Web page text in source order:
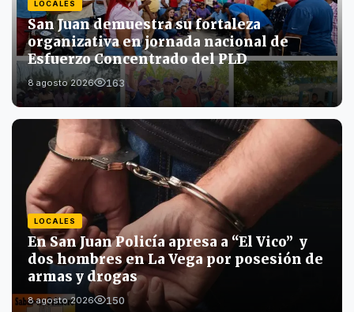
LOCALES
San Juan demuestra su fortaleza
organizativa en jornada nacional de
Esfuerzo Concentrado del PLD
8 agosto 2026 163
LOCALES
En San Juan Policía apresa a “El Vico” y
dos hombres en La Vega por posesión de
armas y drogas
8 agosto 2026 150